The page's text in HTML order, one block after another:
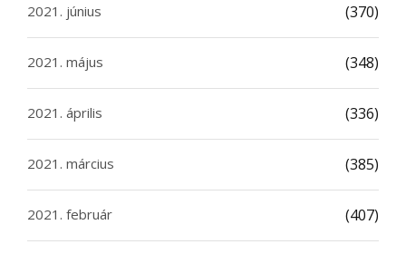
2021. június (370)
2021. május (348)
2021. április (336)
2021. március (385)
2021. február (407)